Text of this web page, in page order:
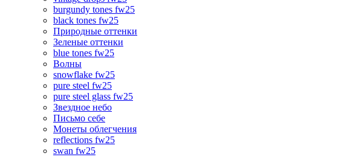
burgundy tones fw25
black tones fw25
Природные оттенки
Зеленые оттенки
blue tones fw25
Волны
snowflake fw25
pure steel fw25
pure steel glass fw25
Звездное небо
Письмо себе
Монеты облегчения
reflections fw25
swan fw25